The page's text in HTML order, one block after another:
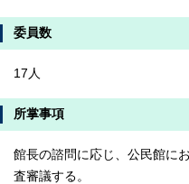
委員数
17人
所掌事項
館長の諮問に応じ、公民館に
査審議する。